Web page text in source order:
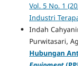
Vol. 5 No. 1
Industri
Indah
Purwitasari,
Hubungan